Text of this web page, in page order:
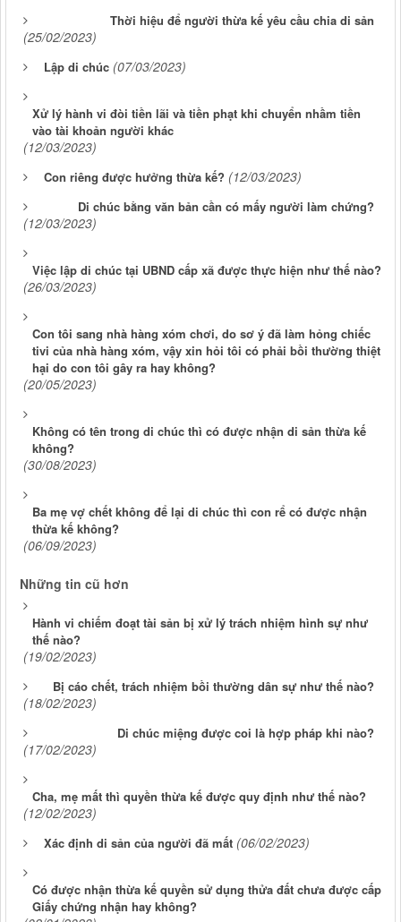
Thời hiệu để người thừa kế yêu cầu chia di sản
(25/02/2023)
Lập di chúc (07/03/2023)
Xử lý hành vi đòi tiền lãi và tiền phạt khi chuyển nhầm tiền
vào tài khoản người khác
(12/03/2023)
Con riêng được hưởng thừa kế? (12/03/2023)
Di chúc bằng văn bản cần có mấy người làm chứng?
(12/03/2023)
Việc lập di chúc tại UBND cấp xã được thực hiện như thế nào?
(26/03/2023)
Con tôi sang nhà hàng xóm chơi, do sơ ý đã làm hỏng chiếc
tivi của nhà hàng xóm, vậy xin hỏi tôi có phải bồi thường thiệt
hại do con tôi gây ra hay không?
(20/05/2023)
Không có tên trong di chúc thì có được nhận di sản thừa kế
không?
(30/08/2023)
Ba mẹ vợ chết không để lại di chúc thì con rể có được nhận
thừa kế không?
(06/09/2023)
Những tin cũ hơn
Hành vi chiếm đoạt tài sản bị xử lý trách nhiệm hình sự như
thế nào?
(19/02/2023)
Bị cáo chết, trách nhiệm bồi thường dân sự như thế nào?
(18/02/2023)
Di chúc miệng được coi là hợp pháp khi nào?
(17/02/2023)
Cha, mẹ mất thì quyền thừa kế được quy định như thế nào?
(12/02/2023)
Xác định di sản của người đã mất (06/02/2023)
Có được nhận thừa kế quyền sử dụng thửa đất chưa được cấp
Giấy chứng nhận hay không?